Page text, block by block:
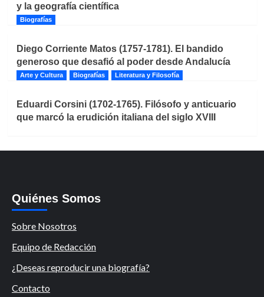
y la geografía científica
Biografías
Diego Corriente Matos (1757-1781). El bandido
generoso que desafió al poder desde Andalucía
Arte y Cultura Biografías Literatura y Filosofía
Eduardi Corsini (1702-1765). Filósofo y anticuario
que marcó la erudición italiana del siglo XVIII
Quiénes Somos
Sobre Nosotros
Equipo de Redacción
¿Deseas reproducir una biografía?
Contacto